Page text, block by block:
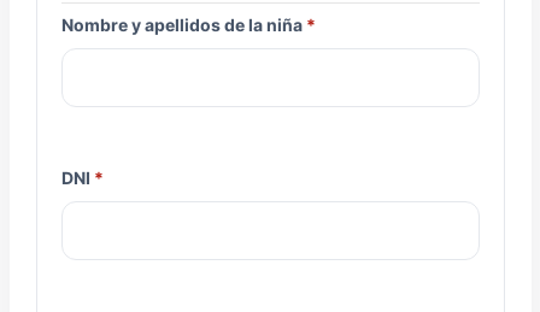
Nombre y apellidos de la niña
DNI